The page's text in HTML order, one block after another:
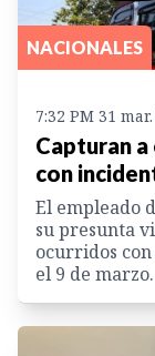
NACIONALES
7:32 PM 31
Capturan
con
El empleado
su presunta
ocurridos
el 9 de marzo.